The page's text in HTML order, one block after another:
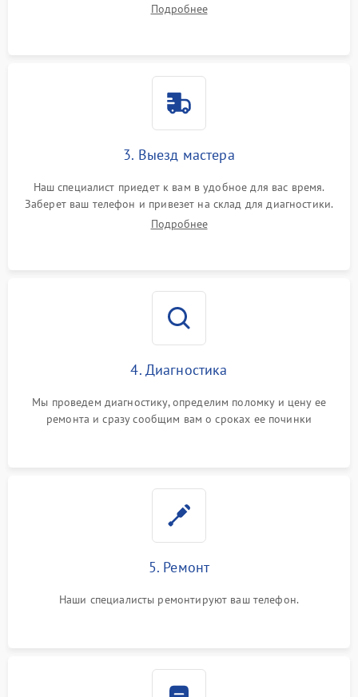
Подробнее
3. Выезд мастера
Наш специалист приедет к вам в удобное для вас время.
Заберет ваш телефон и привезет на склад для диагностики.
Подробнее
4. Диагностика
Мы проведем диагностику, определим поломку и цену ее
ремонта и сразу сообщим вам о сроках ее починки
5. Ремонт
Наши специалисты ремонтируют ваш телефон.